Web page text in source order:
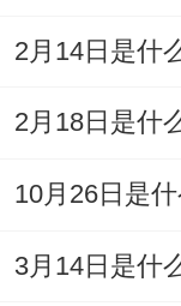
到 - 还有环境
对于3月22日
策延迟机制
2月14日是什
2月18日是什
10月26日是
3月14日是什